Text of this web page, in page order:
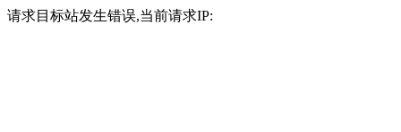
请求目标站发生错误,当前请求IP: